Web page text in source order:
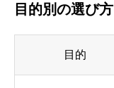
目的別の選び方
目的